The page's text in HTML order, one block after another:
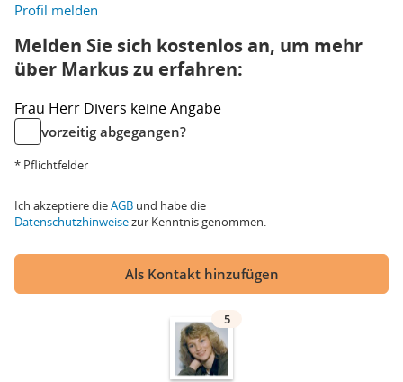
Profil melden
Melden Sie sich kostenlos an, um mehr
über Markus zu erfahren:
Frau Herr Divers keine Angabe
vorzeitig abgegangen?
* Pflichtfelder
Ich akzeptiere dieAGB und habe die
Datenschutzhinweisezur Kenntnis genommen.
Als Kontakt hinzufügen
5